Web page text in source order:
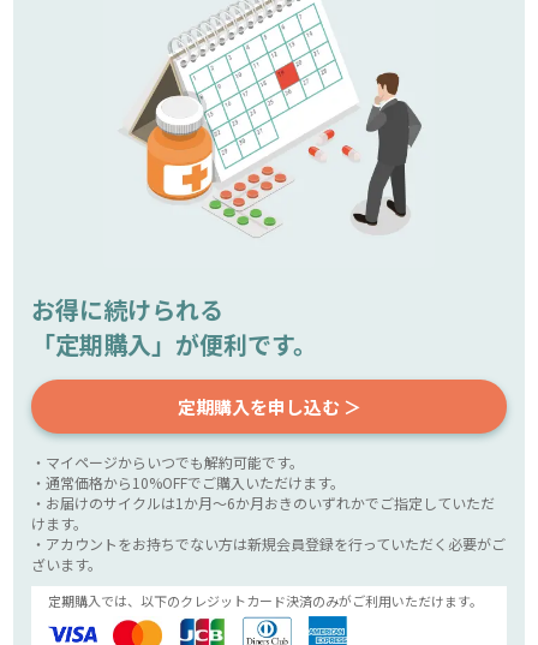
お得に続けられる
「定期購入」が便利です。
定期購入を申し込む ＞
・マイページからいつでも解約可能です。
・通常価格から10%OFFでご購入いただけます。
・お届けのサイクルは1か月～6か月おきのいずれかでご指定していただ
けます。
・アカウントをお持ちでない方は新規会員登録を行っていただく必要がご
ざいます。
定期購入では、以下のクレジットカード決済のみがご利用いただけます。